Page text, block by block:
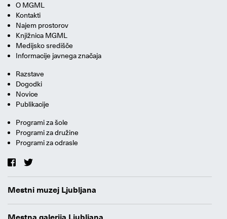
O MGML
Kontakti
Najem prostorov
Knjižnica MGML
Medijsko središče
Informacije javnega značaja
Razstave
Dogodki
Novice
Publikacije
Programi za šole
Programi za družine
Programi za odrasle
Mestni muzej Ljubljana